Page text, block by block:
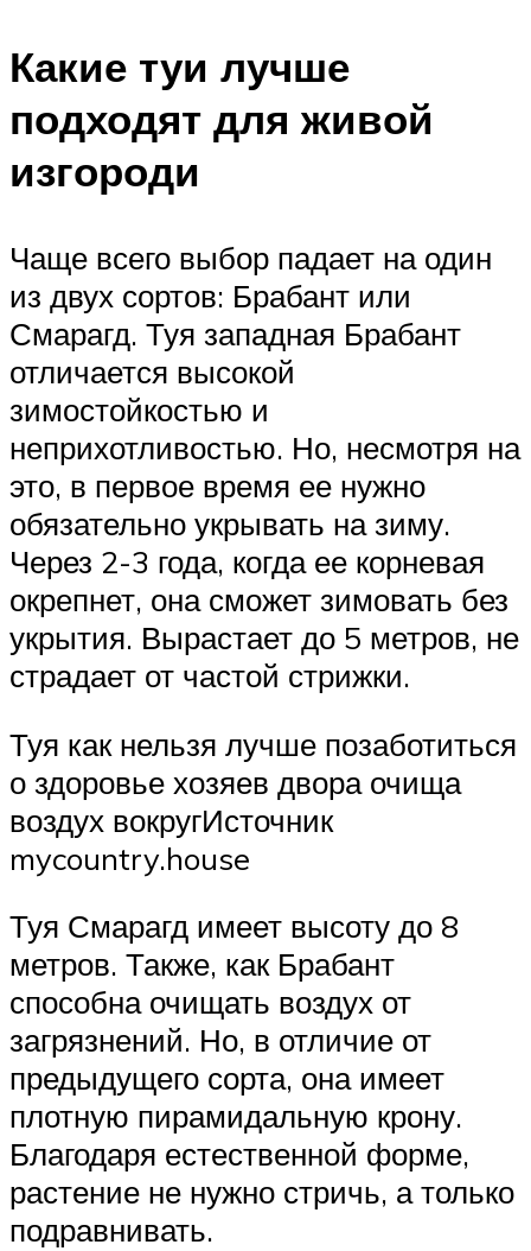
Какие туи лучше
подходят для живой
изгороди
Чаще всего выбор падает на один
из двух сортов: Брабант или
Смарагд. Туя западная Брабант
отличается высокой
зимостойкостью и
неприхотливостью. Но, несмотря на
это, в первое время ее нужно
обязательно укрывать на зиму.
Через 2-3 года, когда ее корневая
окрепнет, она сможет зимовать без
укрытия. Вырастает до 5 метров, не
страдает от частой стрижки.
Туя как нельзя лучше позаботиться
о здоровье хозяев двора очища
воздух вокругИсточник
mycountry.house
Туя Смарагд имеет высоту до 8
метров. Также, как Брабант
способна очищать воздух от
загрязнений. Но, в отличие от
предыдущего сорта, она имеет
плотную пирамидальную крону.
Благодаря естественной форме,
растение не нужно стричь, а только
подравнивать.